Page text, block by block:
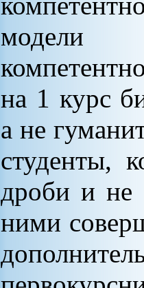
модели
на 1 курс
а не
студенты,
дроби и не
ними